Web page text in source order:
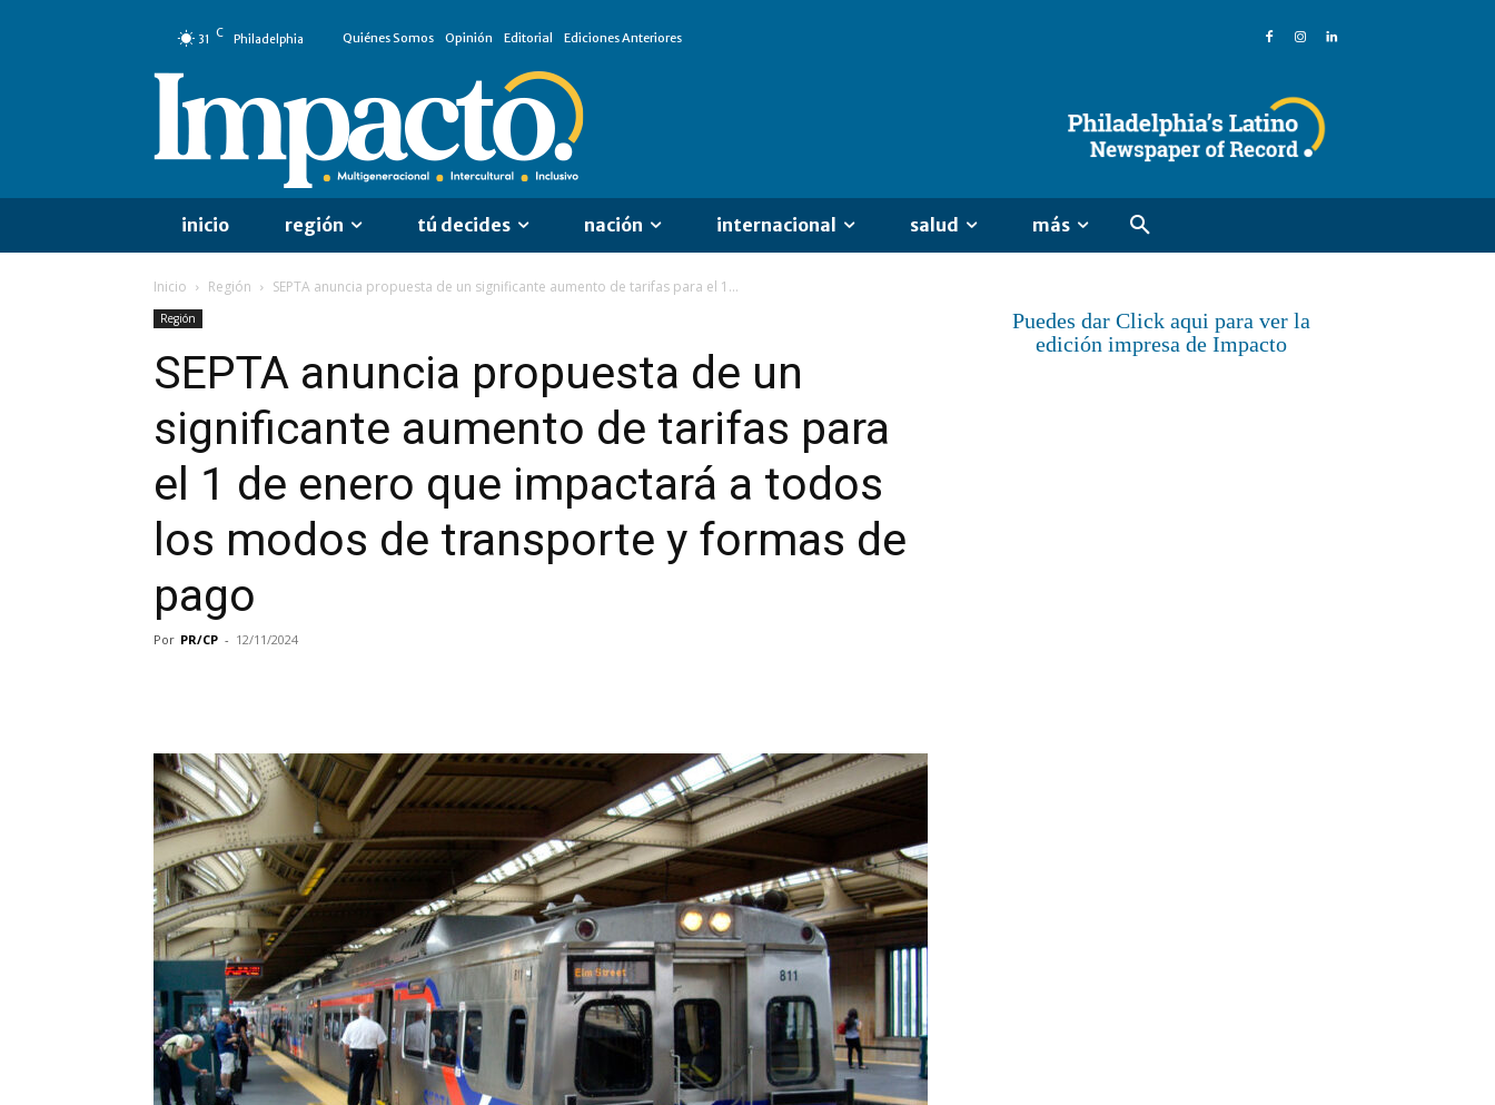
31 C Philadelphia Quiénes Somos Opinión Editorial Ediciones Anteriores
inicio región tú decides nación internacional salud más
Inicio Región SEPTA anuncia propuesta de un significante aumento de tarifas para el 1...
Región
SEPTA anuncia propuesta de un
significante aumento de tarifas para
el 1 de enero que impactará a todos
los modos de transporte y formas de
pago
Por PR/CP - 12/11/2024
Puedes dar Click aqui para ver la
edición impresa de Impacto